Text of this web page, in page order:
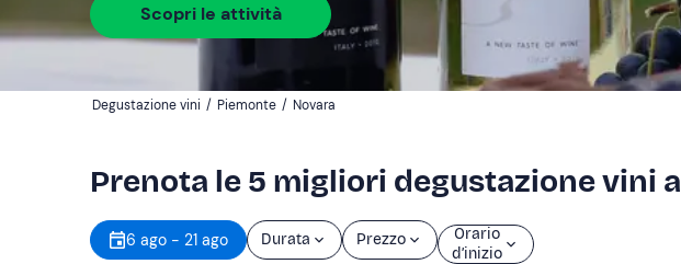
Scopri le attività
Degustazione vini / Piemonte / Novara
Prenota le 5 migliori degustazione vini
6 ago - 21 ago Durata Prezzo
Orario
d’inizio